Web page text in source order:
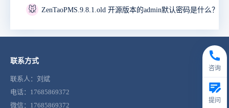
🐭 ZenTaoPMS.9.8.1.old 开源版本的admin默认密码是什么？
联系方式
联系人：刘斌
电话：17685869372
微信：17685869372
咨询
提问